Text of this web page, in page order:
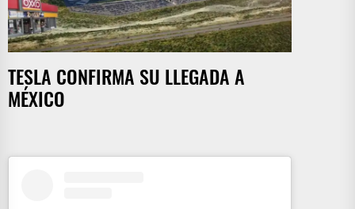
TESLA CONFIRMA SU LLEGADA A
MÉXICO